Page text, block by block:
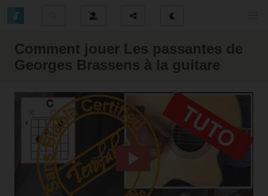
Comment jouer Les passantes de
Georges Brassens à la guitare